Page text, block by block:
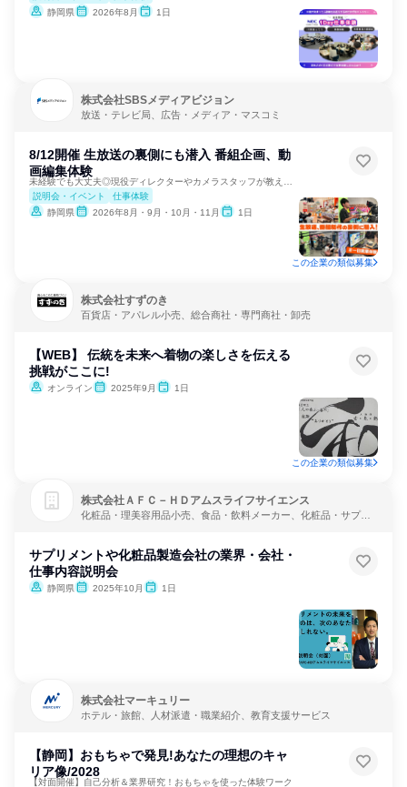
静岡県
2026年8月 1日
株式会社SBSメディアビジョン
放送・テレビ局、広告・メディア・マスコミ
8/12開催 生放送の裏側にも潜入 番組企画、動
画編集体験
説明会・イベント
仕事体験
静岡県
2026年8月・9月・10月・11月 1日
この企業の類似募集
株式会社すずのき
百貨店・アパレル小売、総合商社・専門商社・卸売
【WEB】 伝統を未来へ着物の楽しさを伝える
挑戦がここに!
オンライン 2025年9月 1日
この企業の類似募集
株式会社ＡＦＣ－ＨＤアムスライフサイエンス
化粧品・理美容用品小売、食品・飲料メーカー、化粧品・サプリ
サプリメントや化粧品製造会社の業界・会社・
仕事内容説明会
静岡県 2025年10月 1日
株式会社マーキュリー
ホテル・旅館、人材派遣・職業紹介、教育支援サービス
【静岡】おもちゃで発見!あなたの理想のキャ
リア像/2028
【対面開催】自己分析＆業界研究！おもちゃを使った体験ワーク